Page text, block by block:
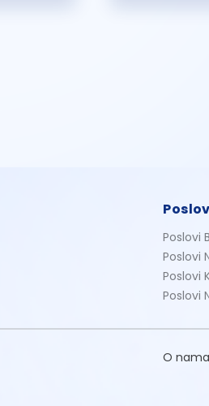
Poslovi
Poslovi
Poslovi
Poslovi
O nama